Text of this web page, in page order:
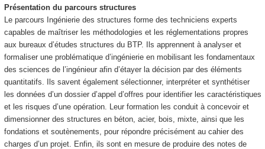
Présentation du parcours structures
Le parcours Ingénierie des structures forme des techniciens experts
capables de maîtriser les méthodologies et les réglementations propres
aux bureaux d’études structures du BTP. Ils apprennent à analyser et
formaliser une problématique d’ingénierie en mobilisant les fondamentaux
des sciences de l’ingénieur afin d’étayer la décision par des éléments
quantitatifs. Ils savent également sélectionner, interpréter et synthétiser
les données d’un dossier d’appel d’offres pour identifier les caractéristiques
et les risques d’une opération. Leur formation les conduit à concevoir et
dimensionner des structures en béton, acier, bois, mixte, ainsi que les
fondations et soutènements, pour répondre précisément au cahier des
charges d’un projet. Enfin, ils sont en mesure de produire des notes de